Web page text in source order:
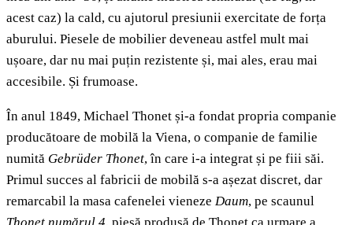
acest caz) la cald, cu ajutorul presiunii exercitate de forța
aburului. Piesele de mobilier deveneau astfel mult mai
ușoare, dar nu mai puțin rezistente și, mai ales, erau mai
accesibile. Și frumoase.
În anul 1849, Michael Thonet și-a fondat propria companie
producătoare de mobilă la Viena, o companie de familie
numită Gebrüder Thonet, în care i-a integrat și pe fiii săi.
Primul succes al fabricii de mobilă s-a așezat discret, dar
remarcabil la masa cafenelei vieneze Daum, pe scaunul